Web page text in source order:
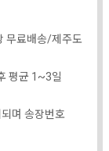
무료배송/제주도
평균 1~3일
며 송장번호